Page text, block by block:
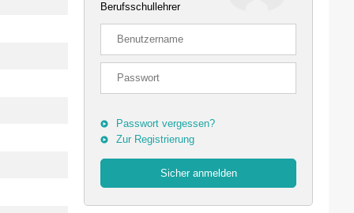
Berufsschullehrer
Passwort vergessen?
Zur Registrierung